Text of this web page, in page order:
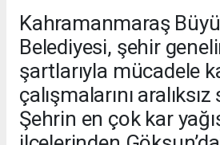
Kahramanmaraş
Belediyesi, şehir
şartlarıyla mücadele
çalışmalarını
Şehrin en çok kar